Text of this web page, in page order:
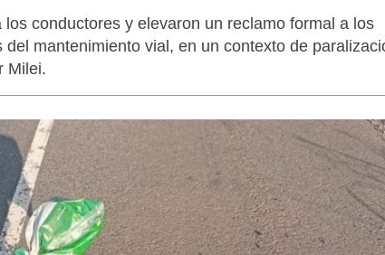
conductores y elevaron un reclamo formal a los
mantenimiento vial, en un contexto de
Milei.